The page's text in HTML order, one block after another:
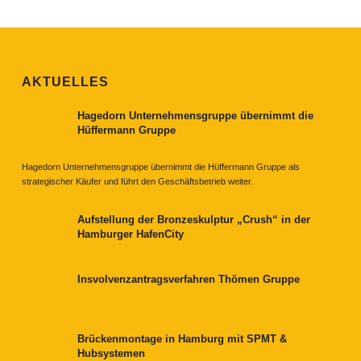
AKTUELLES
Hagedorn Unternehmensgruppe übernimmt die
Hüffermann Gruppe
Hagedorn Unternehmensgruppe übernimmt die Hüffermann Gruppe als
strategischer Käufer und führt den Geschäftsbetrieb weiter.
Aufstellung der Bronzeskulptur „Crush“ in der
Hamburger HafenCity
Insvolvenzantragsverfahren Thömen Gruppe
Brückenmontage in Hamburg mit SPMT &
Hubsystemen